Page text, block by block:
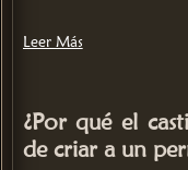
Leer Más
¿Por qué el
de criar a un